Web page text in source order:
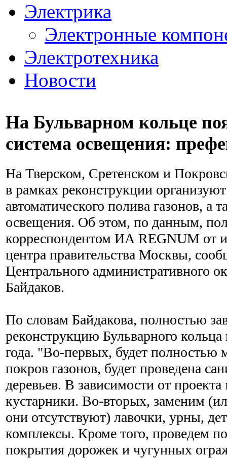
Электрика
Электронные
Электротехника
Новости
На Бульварном кольце
система освещения:
На Тверском, Сретенском и
в рамках реконструкции
автоматического полива газонов, а
освещения. Об этом, по данным,
корреспондентом ИА REGNUM от
центра правительства Москвы,
Центрального административного
Байдаков.
По словам Байдакова, полностью
реконструкцию Бульварного
года. "Во-первых, будет полностью
покров газонов, будет проведена
деревьев. В зависимости от
кустарники. Во-вторых, заменим
они отсутствуют) лавочки, урны,
комплексы. Кроме того, проведем
покрытия дорожек и чугунных